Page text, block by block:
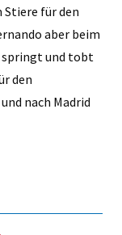
Stiere für den
aber beim
springt und tobt
den
nach Madrid